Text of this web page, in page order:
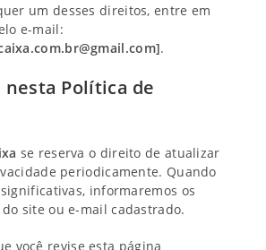
um desses direitos, entre em
e-mail:
.
nesta Política de
se reserva o direito de atualizar
periodicamente. Quando
informaremos os
site ou e-mail cadastrado.
você revise esta página